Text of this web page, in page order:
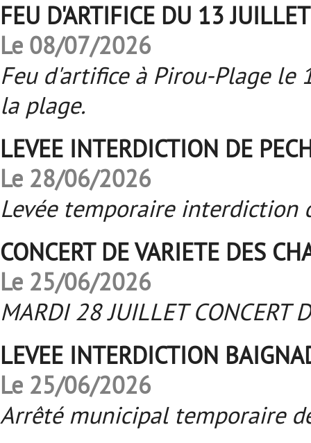
FEU D'ARTIFICE DU 13
Le 08/07/2026
Feu d'artifice à Pirou-Plage
la plage.
LEVEE INTERDICTION DE
Le 28/06/2026
Levée temporaire interdiction
CONCERT DE VARIETE DES
Le 25/06/2026
MARDI 28 JUILLET CONCERT
LEVEE INTERDICTION
Le 25/06/2026
Arrêté municipal temporaire